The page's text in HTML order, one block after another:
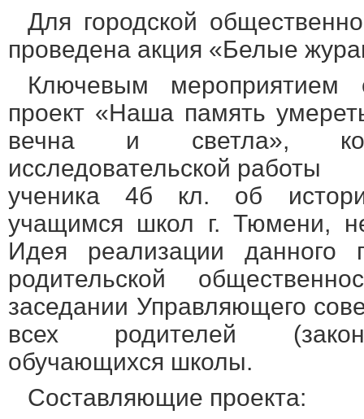
Для городской
проведена акция «Белые
Ключевым мероприятием
проект «Наша память
вечна и светла»,
исследовательской работы
ученика 4б кл. об
учащимся школ г. Тюмени,
Идея реализации данного
родительской
заседании Управляющего
всех родителей
обучающихся школы.
Составляющие проекта: